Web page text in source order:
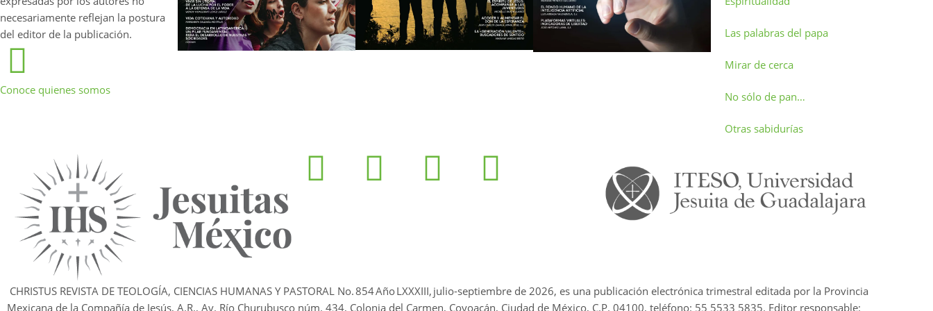
necesariamente reflejan la postura
del editor de la publicación.
Conoce quienes somos
Las palabras del papa
Mirar de cerca
No sólo de pan…
Otras sabidurías
CHRISTUS REVISTA DE TEOLOGÍA, CIENCIAS HUMANAS Y PASTORAL No.854Año LXXXIII, julio-septiembre de 2026, es una publicación electrónica trimestral editada por la Provincia
Mexicana de la Compañía de Jesús, A.R., Av. Río Churubusco núm. 434, Colonia del Carmen, Coyoacán, Ciudad de México, C.P. 04100, teléfono: 55 5533 5835. Editor responsable: